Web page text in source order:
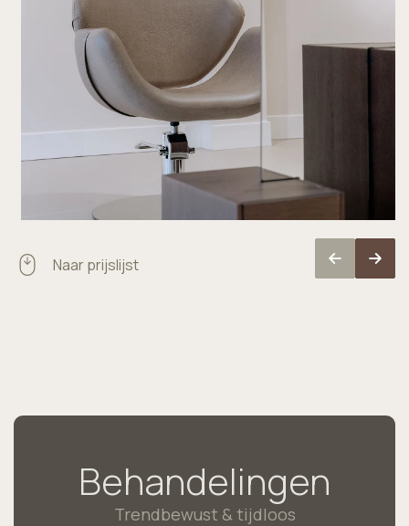
Naar prijslijst
Behandelingen
Trendbewust & tijdloos